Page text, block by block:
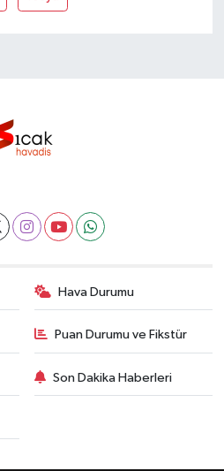
Hava Durumu
Puan Durumu ve Fikstür
Son Dakika Haberleri